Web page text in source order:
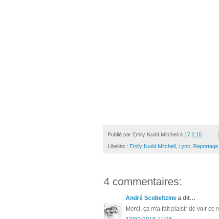
Publié par Emily Nudd Mitchell à 17.2.15
Libellés : Emily Nudd Mitchell Lyon Reportage
4 commentaires:
André Scobeltzine a dit…
Merci, ça m'a fait plaisir de voir ce